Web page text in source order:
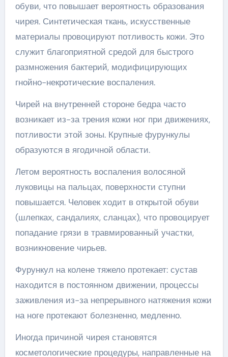
обуви, что повышает вероятность образования
чирея. Синтетическая ткань, искусственные
материалы провоцируют потливость кожи. Это
служит благоприятной средой для быстрого
размножения бактерий, модифицирующих
гнойно-некротические воспаления.
Чирей на внутренней стороне бедра часто
возникает из-за трения кожи ног при движениях,
потливости этой зоны. Крупные фурункулы
образуются в ягодичной области.
Летом вероятность воспаления волосяной
луковицы на пальцах, поверхности ступни
повышается. Человек ходит в открытой обуви
(шлепках, сандалиях, сланцах), что провоцирует
попадание грязи в травмированный участки,
возникновение чирьев.
Фурункул на колене тяжело протекает: сустав
находится в постоянном движении, процессы
заживления из-за непрерывного натяжения кожи
на ноге протекают болезненно, медленно.
Иногда причиной чирея становятся
косметологические процедуры, направленные на